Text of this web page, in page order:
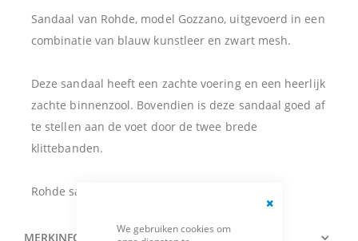
We gebruiken cookies om
Sandaal van Rohde, model Gozzano, uitgevoerd in een
combinatie van blauw kunstleer en zwart mesh.
Deze sandaal heeft een zachte voering en een heerlijk
zachte binnenzool. Bovendien is deze sandaal goed af
te stellen aan de voet door de twee brede
klittebanden.
Rohde sandaal artikel 5965 in kleur 56 Ocean
MERKINFORMATIE